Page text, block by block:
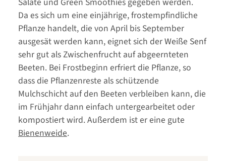
Da es sich um eine einjährige, frostempfindliche
Pflanze handelt, die von April bis September
ausgesät werden kann, eignet sich der Weiße Senf
sehr gut als Zwischenfrucht auf abgeernteten
Beeten. Bei Frostbeginn erfriert die Pflanze, so
dass die Pflanzenreste als schützende
Mulchschicht auf den Beeten verbleiben kann, die
im Frühjahr dann einfach untergearbeitet oder
kompostiert wird. Außerdem ist er eine gute
Bienenweide.